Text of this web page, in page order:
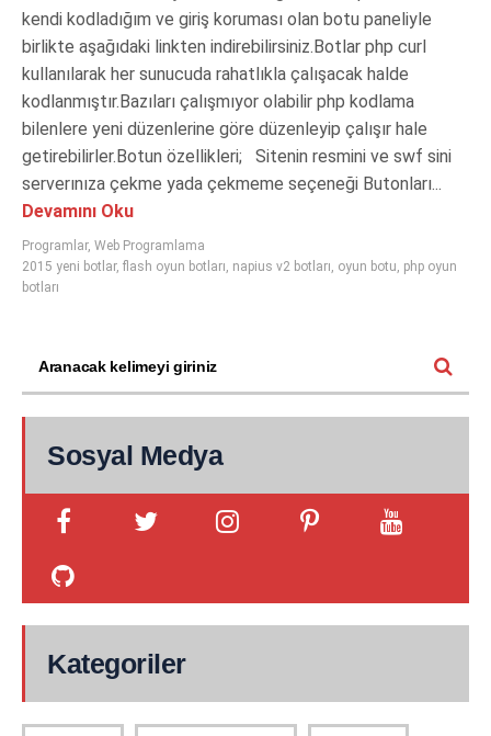
kendi kodladığım ve giriş koruması olan botu paneliyle
birlikte aşağıdaki linkten indirebilirsiniz.Botlar php curl
kullanılarak her sunucuda rahatlıkla çalışacak halde
kodlanmıştır.Bazıları çalışmıyor olabilir php kodlama
bilenlere yeni düzenlerine göre düzenleyip çalışır hale
getirebilirler.Botun özellikleri; Sitenin resmini ve swf sini
serverınıza çekme yada çekmeme seçeneği Butonları...
Devamını Oku
Programlar, Web Programlama
2015 yeni botlar, flash oyun botları, napius v2 botları, oyun botu, php oyun
botları
Sosyal Medya
Kategoriler